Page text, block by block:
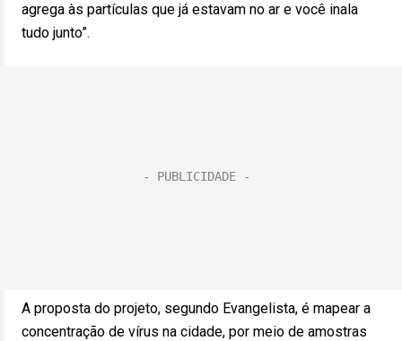
agrega às partículas que já estavam no ar e você inala
tudo junto”.
A proposta do projeto, segundo Evangelista, é mapear a
concentração de vírus na cidade, por meio de amostras